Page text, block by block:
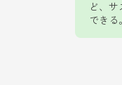
ど、
できる。